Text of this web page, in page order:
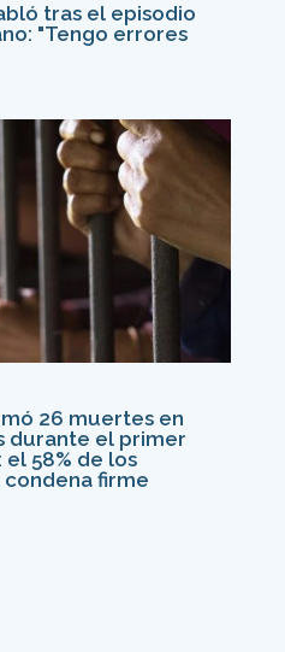
tras el episodio
"Tengo errores
26 muertes en
durante el primer
58% de los
firme